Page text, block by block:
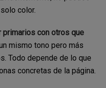
color.
primarios con otros que
mismo tono pero más
Todo depende de lo que
concretas de la página.